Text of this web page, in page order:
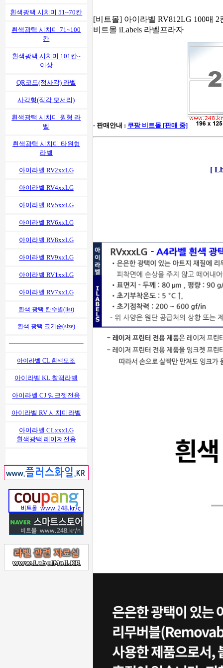
흰색광택 시치미 51~70칸
흰색광택 시치미 71~100
칸
흰색광택 시치미 101칸~
이상
QR코드(정사각) 라벨
사각형(직각 모서리)
흰색광택 시치미 원형 라
벨
흰색광택 시치미 타원형
라벨
아이라벨 RV2xxLG
아이라벨 RV4xxLG
아이라벨 RV5xxLG
아이라벨 RV6xxLG
아이라벨 RV8xxLG
아이라벨 RV9xxLG
아이라벨 RV1xxLG
아이라벨 RV7xxLG
흰색 광택 칸수별(list)
흰색 광택 크기순(size)
아이라벨 CL 흰색모조
아이라벨 KL 찰떡라벨
아이라벨 CJ 잉크젯전용
아이라벨 RV 시치미라벨
아이라벨 CLxxxLG
흰색광택 레이저전용
[비트몰] 아이라벨 RV812LG 100매
비트몰 iLabels 라벨프라자
- 판매안내 : 쿠팡 비트몰 [판매 중]
[